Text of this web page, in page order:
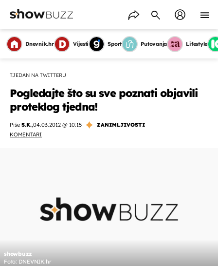
Dnevnik.hr Vijesti Sport Putovanja Lifestyle
TJEDAN NA TWITTERU
Pogledajte što su sve poznati objavili
proteklog tjedna!
Piše S.K.,04.03.2012 @ 10:15
ZANIMLJIVOSTI
KOMENTARI
showbuzz
Foto: DNEVNIK.hr